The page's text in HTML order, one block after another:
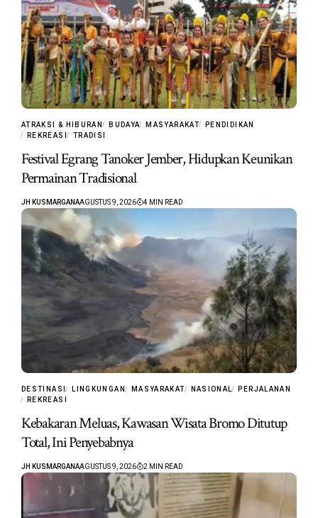
ATRAKSI & HIBURAN BUDAYA MASYARAKAT
PENDIDIKAN
REKREASI
TRADISI
Festival Egrang Tanoker Jember, Hidupkan Keunikan
Permainan Tradisional
JH KUSMARGANAAGUSTUS 9, 2026 4 MIN READ
DESTINASI LINGKUNGAN MASYARAKAT NASIONAL
PERJALANAN
REKREASI
Kebakaran Meluas, Kawasan Wisata Bromo Ditutup
Total, Ini Penyebabnya
JH KUSMARGANAAGUSTUS 9, 2026 2 MIN READ